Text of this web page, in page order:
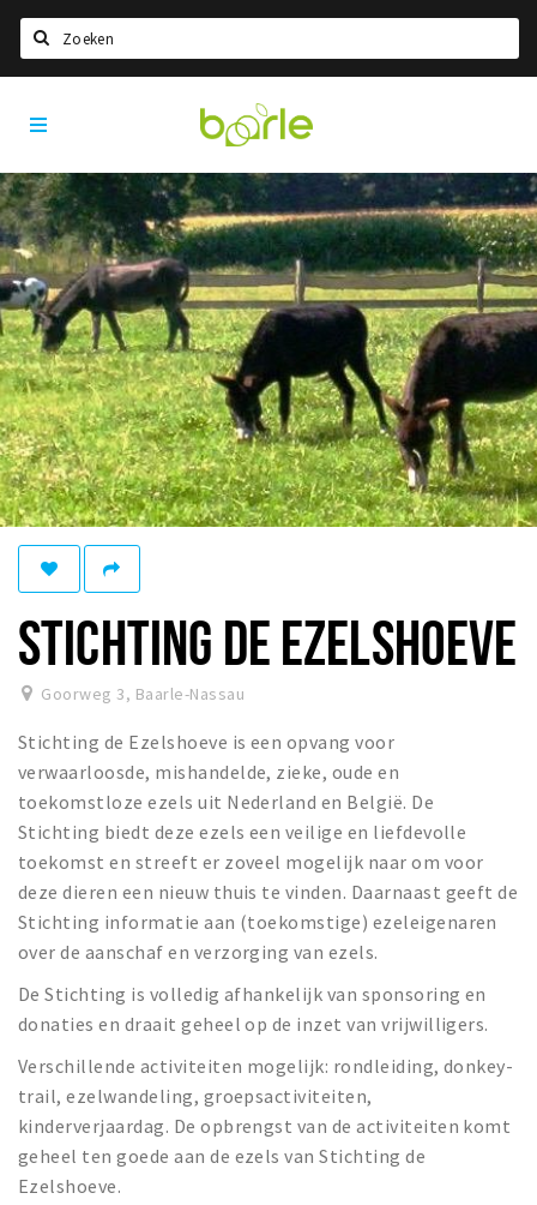
Home
Informatie
Over Baarle
Geschiedenis
Visit Baarle Shop
Enclavebon
Nieuws
Agenda
Deals
Eten
Slapen
Recreatief
Winkels
Winkelgebieden
Parkeren
Bezienswaardigheden
Enclaves
Musea, theaters & podia
Uitjes & activiteiten
Wandelroutes
Natuurgebieden
De Grensvallei
Visit
Baarle
STICHTING DE EZELSHOEVE
Goorweg 3, Baarle-Nassau
Stichting de Ezelshoeve is een opvang voor
verwaarloosde, mishandelde, zieke, oude en
toekomstloze ezels uit Nederland en België. De
Stichting biedt deze ezels een veilige en liefdevolle
toekomst en streeft er zoveel mogelijk naar om voor
deze dieren een nieuw thuis te vinden. Daarnaast geeft de
Stichting informatie aan (toekomstige) ezeleigenaren
over de aanschaf en verzorging van ezels.
De Stichting is volledig afhankelijk van sponsoring en
donaties en draait geheel op de inzet van vrijwilligers.
Verschillende activiteiten mogelijk: rondleiding, donkey-
trail, ezelwandeling, groepsactiviteiten,
kinderverjaardag. De opbrengst van de activiteiten komt
geheel ten goede aan de ezels van Stichting de
Ezelshoeve.